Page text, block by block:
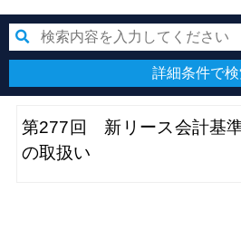
詳細条件で検
第277回 新リース会計基
の取扱い